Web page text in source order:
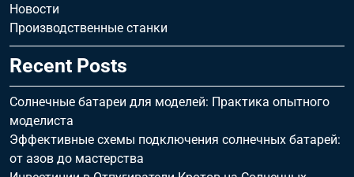
Новости
Производственные станки
Recent Posts
Солнечные батареи для моделей: Практика опытного
моделиста
Эффективные схемы подключения солнечных батарей:
от азов до мастерства